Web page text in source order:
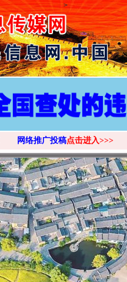
>
网络推广投稿点击进入>>>